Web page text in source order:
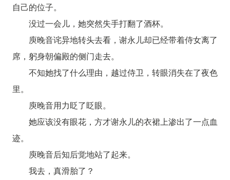
自己的位子。
没过一会儿，她突然失手打翻了酒杯。
庾晚音诧异地转头去看，谢永儿却已经带着侍女离了
席，躬身朝偏殿的侧门走去。
不知她找了什么理由，越过侍卫，转眼消失在了夜色
里。
庾晚音用力眨了眨眼。
她应该没有眼花，方才谢永儿的衣裙上渗出了一点血
迹。
庾晚音后知后觉地站了起来。
我去，真滑胎了？